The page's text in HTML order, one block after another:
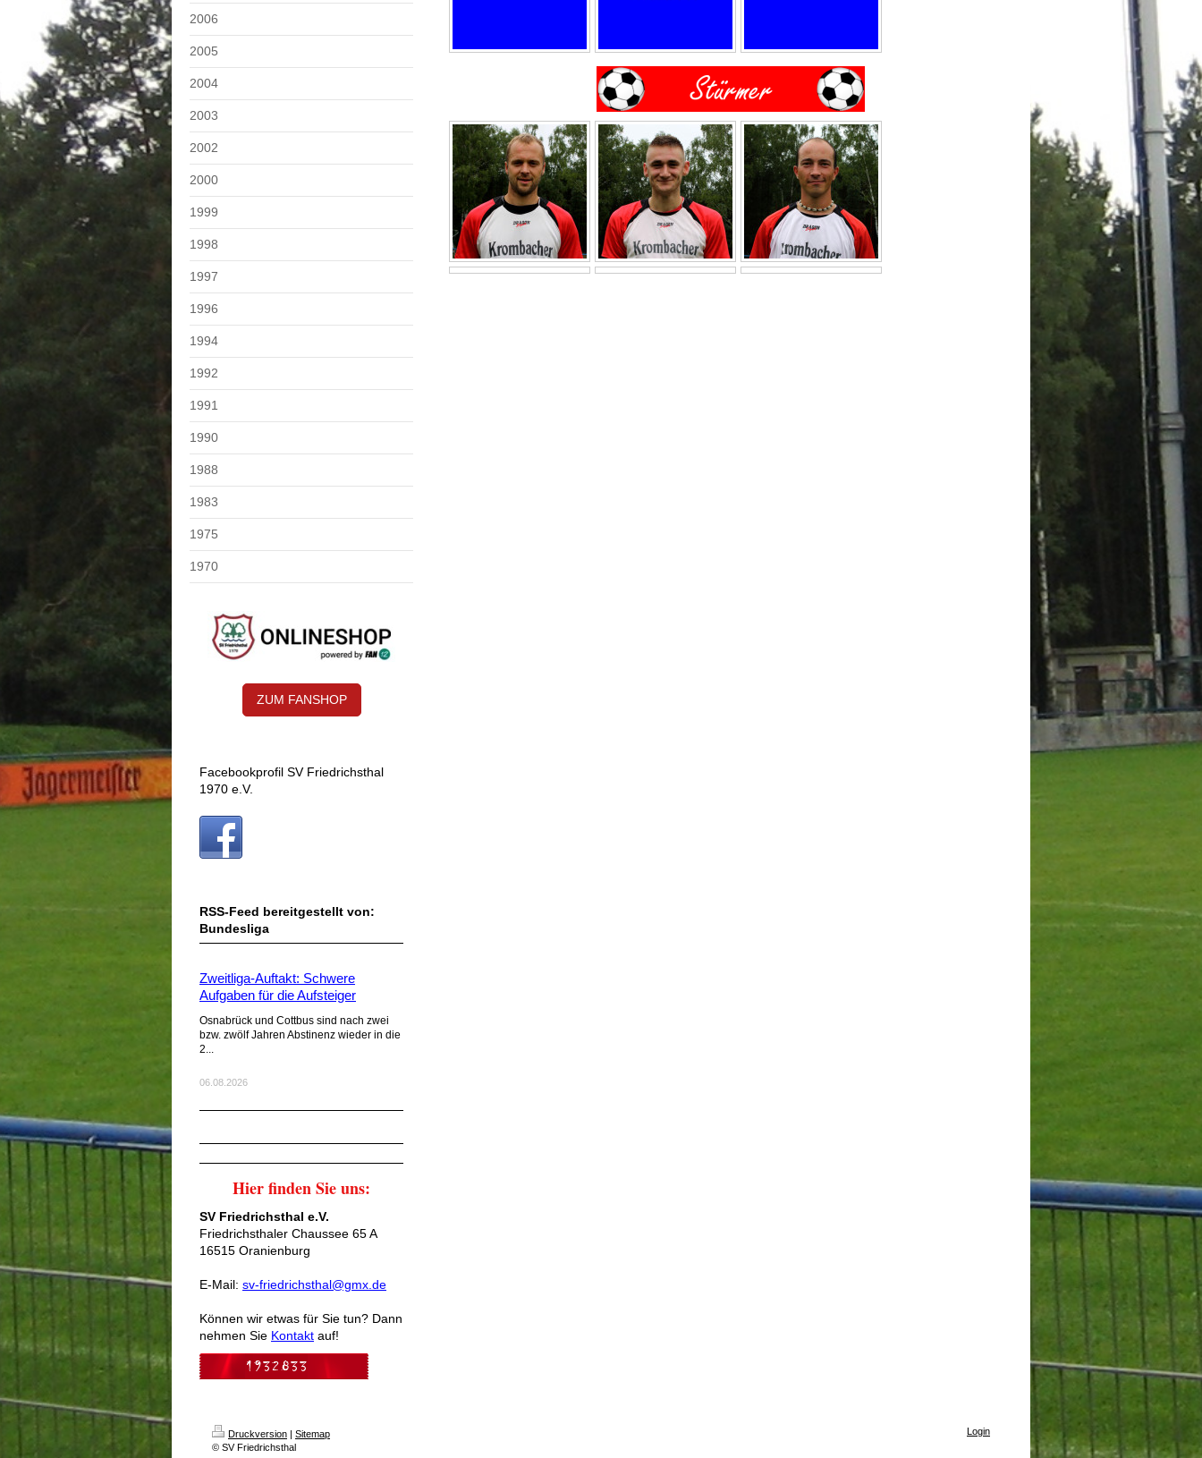
2006
2005
2004
2003
2002
2000
1999
1998
1997
1996
1994
1992
1991
1990
1988
1983
1975
1970
ZUM FANSHOP
Facebookprofil SV Friedrichsthal
1970 e.V.
RSS-Feed bereitgestellt von:
Bundesliga
Zweitliga-Auftakt: Schwere
Aufgaben für die Aufsteiger
Osnabrück und Cottbus sind nach zwei
bzw. zwölf Jahren Abstinenz wieder in die
2...
06.08.2026
Hier finden Sie uns:
SV Friedrichsthal e.V.
Friedrichsthaler Chaussee 65 A
16515 Oranienburg
E-Mail: sv-friedrichsthal@gmx.de
Können wir etwas für Sie tun? Dann
nehmen Sie Kontakt auf!
Druckversion | Sitemap
© SV Friedrichsthal
Login